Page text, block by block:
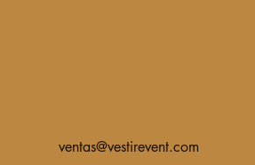
ventas@vestirevent.com